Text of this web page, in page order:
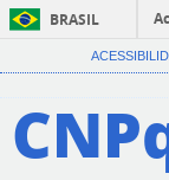
BRASIL